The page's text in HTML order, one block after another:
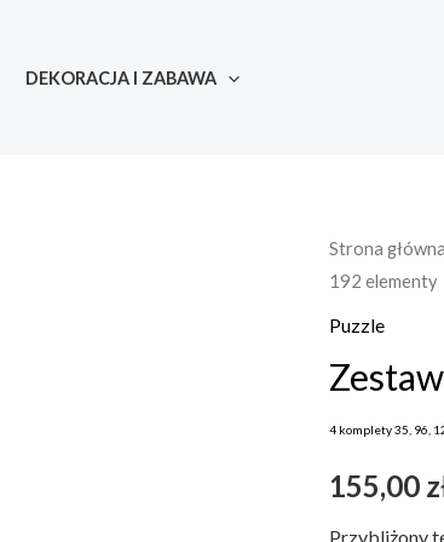
DEKORACJA I ZABAWA
Strona główna
192 elementy
Puzzle
4 komplety 35, 96,
155,00
Przybliżony
ilość
Zestaw
Puzzli
komplety
35,
120,
192